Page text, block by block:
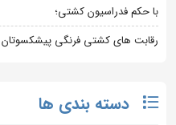
با حکم فدراسیون کشتی؛
رقابت های کشتی فرنگی پیشکسوتان
دسته بندی ها